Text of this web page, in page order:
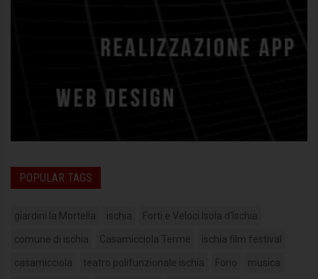
POPULAR TAGS
giardini la Mortella ischia Forti e Veloci Isola d'Ischia
comune di ischia Casamicciola Terme ischia film festival
casamicciola teatro polifunzionale ischia Forio musica